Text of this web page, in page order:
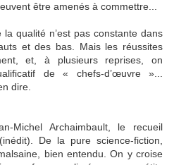
être amenés à commettre...
qualité n’est pas constante dans
et des bas. Mais les réussites
et, à plusieurs reprises, on
de « chefs-d’œuvre »...
dire.
Michel Archaimbault, le recueil
(inédit). De la pure science-fiction,
bien entendu. On y croise